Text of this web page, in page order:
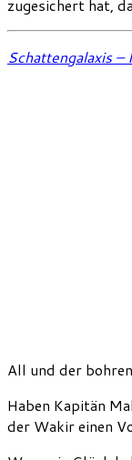
zugesichert hat,
Schattengalaxis –
All und der
Haben Kapitän
der Wakir einen